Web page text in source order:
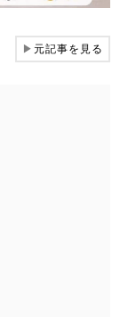
▶元記事を見る